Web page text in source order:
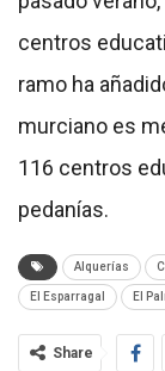
centros
ramo ha
murciano es
116 centros
pedanías.
Alquerías
El Esparragal El
Share